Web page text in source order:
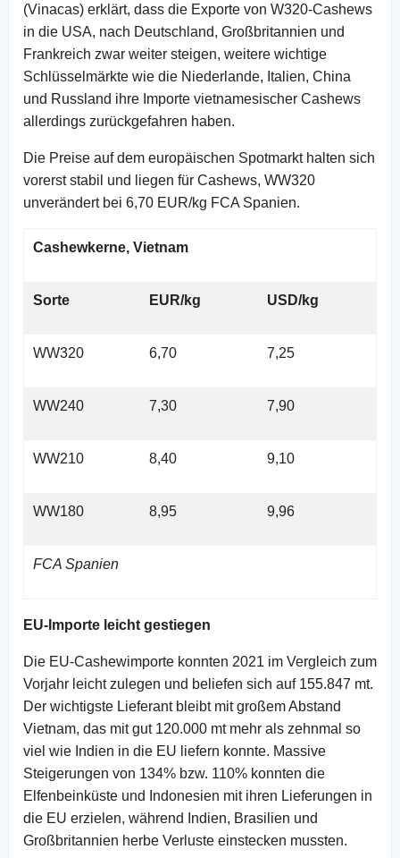
(Vinacas) erklärt, dass die Exporte von W320-Cashews
in die USA, nach Deutschland, Großbritannien und
Frankreich zwar weiter steigen, weitere wichtige
Schlüsselmärkte wie die Niederlande, Italien, China
und Russland ihre Importe vietnamesischer Cashews
allerdings zurückgefahren haben.
Die Preise auf dem europäischen Spotmarkt halten sich
vorerst stabil und liegen für Cashews, WW320
unverändert bei 6,70 EUR/kg FCA Spanien.
Cashewkerne, Vietnam
Sorte EUR/kg USD/kg
WW320 6,70 7,25
WW240 7,30 7,90
WW210 8,40 9,10
WW180 8,95 9,96
FCA Spanien
EU-Importe leicht gestiegen
Die EU-Cashewimporte konnten 2021 im Vergleich zum
Vorjahr leicht zulegen und beliefen sich auf 155.847 mt.
Der wichtigste Lieferant bleibt mit großem Abstand
Vietnam, das mit gut 120.000 mt mehr als zehnmal so
viel wie Indien in die EU liefern konnte. Massive
Steigerungen von 134% bzw. 110% konnten die
Elfenbeinküste und Indonesien mit ihren Lieferungen in
die EU erzielen, während Indien, Brasilien und
Großbritannien herbe Verluste einstecken mussten.